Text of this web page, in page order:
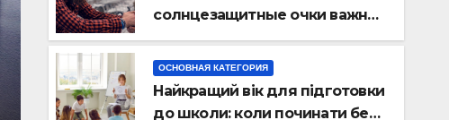
ОСНОВНАЯ КАТЕГОРИЯ
Где можно купить
проверенных магазинов
02.07.2026 АНАТОЛИЙ
солнцезащитные очки важны
для здоровья глаз
ОСНОВНАЯ КАТЕГОРИЯ
Найкращий вік для підготовки
до школи: коли починати без